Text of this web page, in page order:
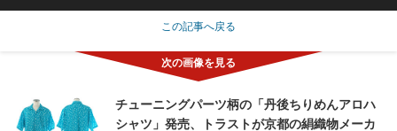
この記事へ戻る
チューニングパーツ柄の「丹後ちりめんアロハ
シャツ」発売、トラストが京都の絹織物メーカ